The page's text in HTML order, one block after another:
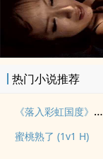
热门小说推荐
《落入彩虹国度》穿越+西幻+言情
蜜桃熟了 (1v1 H)